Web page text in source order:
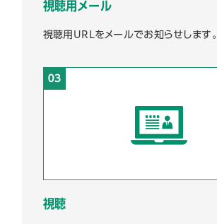
視聴用メール
視聴用URLをメールでお知らせします。
視聴